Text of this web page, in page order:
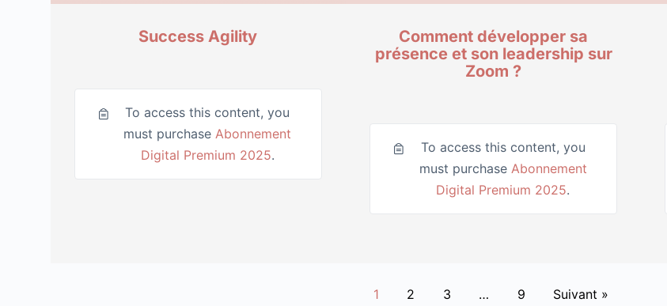
Success Agility
To access this content, you
must purchase Abonnement
Digital Premium 2025.
Comment développer sa
présence et son leadership sur
Zoom ?
To access this content, you
must purchase Abonnement
Digital Premium 2025.
1 2 3 … 9 Suivant »